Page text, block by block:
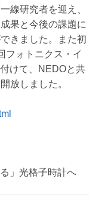
線研究者を迎え、
果と今後の課題に
きました。また初
フォトニクス・イ
けて、NEDOと共
放しました。
」光格子時計へ